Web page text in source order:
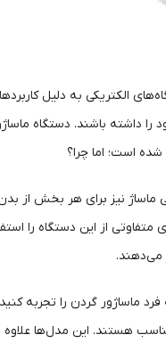
الکتریکی به دلیل
را داشته باشند. دستگاه
است؛ اما چرا؟
ماساژ نیز برای هر بخش از
از این دستگاه را
می‌دهند.
ماساژور گردن را تجربه
هستند. این مدل‌ها علاوه